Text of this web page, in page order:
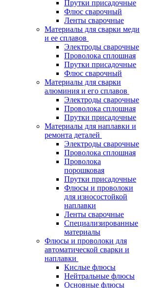
Прутки присадочные
Флюс сварочный
Ленты сварочные
Материалы для сварки меди
и ее сплавов
Электроды сварочные
Проволока сплошная
Прутки присадочные
Флюс сварочный
Материалы для сварки
алюминия и его сплавов
Электроды сварочные
Проволока сплошная
Прутки присадочные
Материалы для наплавки и
ремонта деталей
Электроды сварочные
Проволока сплошная
Проволока
порошковая
Прутки присадочные
Флюсы и проволоки
для износостойкой
наплавки
Ленты сварочные
Специализированные
материалы
Флюсы и проволоки для
автоматической сварки и
наплавки
Кислые флюсы
Нейтральные флюсы
Основные флюсы